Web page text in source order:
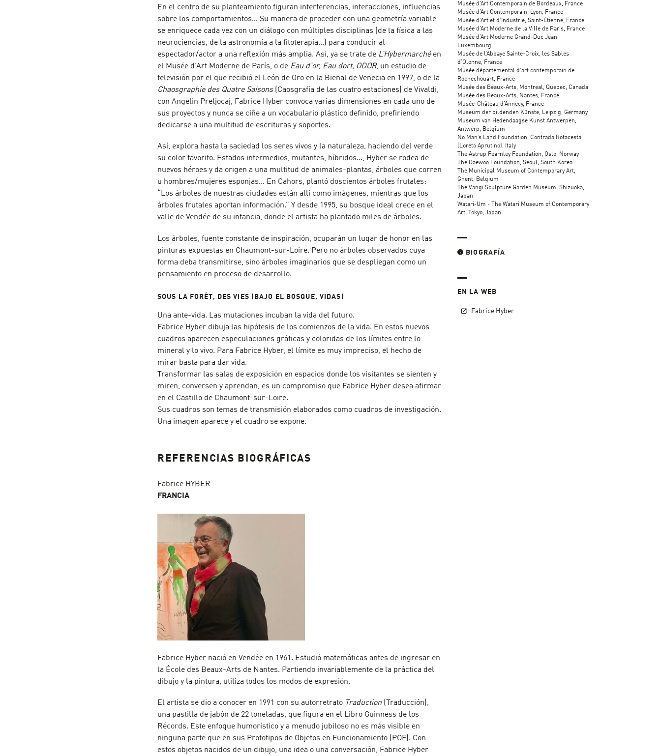
En el centro de su planteamiento figuran interferencias, interacciones, influencias
sobre los comportamientos... Su manera de proceder con una geometría variable
se enriquece cada vez con un diálogo con múltiples disciplinas (de la física a las
neurociencias, de la astronomía a la fitoterapia...) para conducir al
espectador/actor a una reflexión más amplia. Así, ya se trate de L’Hybermarchéen
el Musée d’Art Moderne de París, o de Eau d’or, Eau dort, ODOR, un estudio de
televisión por el que recibió el León de Oro en la Bienal de Venecia en 1997, o de la
Chaosgraphie des Quatre Saisons(Caosgrafía de las cuatro estaciones) de Vivaldi,
con Angelin Preljocaj, Fabrice Hyber convoca varias dimensiones en cada uno de
sus proyectos y nunca se ciñe a un vocabulario plástico definido, prefiriendo
dedicarse a una multitud de escrituras y soportes.
Así, explora hasta la saciedad los seres vivos y la naturaleza, haciendo del verde
su color favorito. Estados intermedios, mutantes, híbridos..., Hyber se rodea de
nuevos héroes y da origen a una multitud de animales-plantas, árboles que corren
u hombres/mujeres esponjas... En Cahors, plantó doscientos árboles frutales:
“Los árboles de nuestras ciudades están allí como imágenes, mientras que los
árboles frutales aportan información.” Y desde 1995, su bosque ideal crece en el
valle de Vendée de su infancia, donde el artista ha plantado miles de árboles.
Los árboles, fuente constante de inspiración, ocuparán un lugar de honor en las
pinturas expuestas en Chaumont-sur-Loire. Pero no árboles observados cuya
forma deba transmitirse, sino árboles imaginarios que se despliegan como un
pensamiento en proceso de desarrollo.
SOUS LA FORÊT, DES VIES (BAJO EL BOSQUE, VIDAS)
Una ante-vida. Las mutaciones incuban la vida del futuro.
Fabrice Hyber dibuja las hipótesis de los comienzos de la vida. En estos nuevos
cuadros aparecen especulaciones gráficas y coloridas de los límites entre lo
mineral y lo vivo. Para Fabrice Hyber, el límite es muy impreciso, el hecho de
mirar basta para dar vida.
Transformar las salas de exposición en espacios donde los visitantes se sienten y
miren, conversen y aprendan, es un compromiso que Fabrice Hyber desea afirmar
en el Castillo de Chaumont-sur-Loire.
Sus cuadros son temas de transmisión elaborados como cuadros de investigación.
Una imagen aparece y el cuadro se expone.
REFERENCIAS BIOGRÁFICAS
Fabrice HYBER
FRANCIA
Fabrice Hyber nació en Vendée en 1961. Estudió matemáticas antes de ingresar en
la École des Beaux-Arts de Nantes. Partiendo invariablemente de la práctica del
dibujo y la pintura, utiliza todos los modos de expresión.
El artista se dio a conocer en 1991 con su autorretrato Traduction (Traducción),
una pastilla de jabón de 22 toneladas, que figura en el Libro Guinness de los
Récords. Este enfoque humorístico y a menudo jubiloso no es más visible en
ninguna parte que en sus Prototipos de Objetos en Funcionamiento (POF). Con
estos objetos nacidos de un dibujo, una idea o una conversación, Fabrice Hyber
Musée d’Art Contemporain de Bordeaux, France
Musée d’Art Contemporain, Lyon, France
Musée d’Art et d’Industrie, Saint-Étienne, France
Musée d’Art Moderne de la Ville de Paris, France
Musée d’Art Moderne Grand-Duc Jean,
Luxembourg
Musée de l’Abbaye Sainte-Croix, les Sables
d’Olonne, France
Musée départemental d’art contemporain de
Rochechouart, France
Musée des Beaux-Arts, Montreal, Quebec, Canada
Musée des Beaux-Arts, Nantes, France
Musée-Château d’Annecy, France
Museum der bildenden Künste, Leipzig, Germany
Museum van Hedendaagse Kunst Antwerpen,
Antwerp, Belgium
No Man’s Land Foundation, Contrada Rotacesta
(Loreto Aprutino), Italy
The Astrup Fearnley Foundation, Oslo, Norway
The Daewoo Foundation, Seoul, South Korea
The Municipal Museum of Contemporary Art,
Ghent, Belgium
The Vangi Sculpture Garden Museum, Shizuoka,
Japan
Watari-Um - The Watari Museum of Contemporary
Art, Tokyo, Japan
BIOGRAFÍA
EN LA WEB
Fabrice Hyber